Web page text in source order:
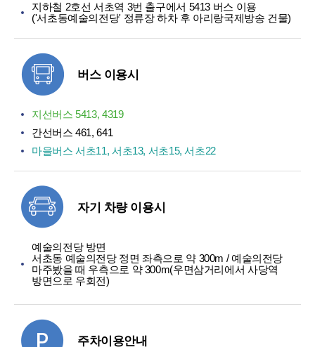
지하철 2호선 서초역 3번 출구에서 5413 버스 이용
('서초동예술의전당' 정류장 하차 후 아리랑국제방송 건물)
버스 이용시
지선버스 5413, 4319
간선버스 461, 641
마을버스 서초11, 서초13, 서초15, 서초22
자기 차량 이용시
예술의전당 방면
서초동 예술의전당 정면 좌측으로 약 300m / 예술의전당
마주봤을 때 우측으로 약 300m(우면삼거리에서 사당역
방면으로 우회전)
주차이용안내